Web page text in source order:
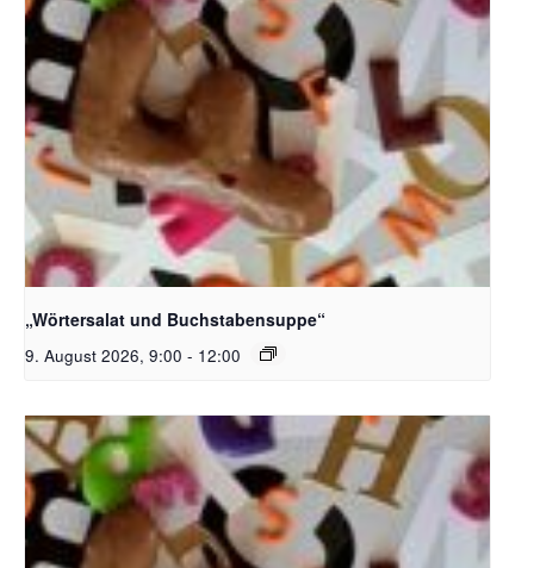
Bildquelle_ Pixabay Free_Christoph Meinersmann
„Wörtersalat und Buchstabensuppe“
9. August 2026, 9:00 - 12:00